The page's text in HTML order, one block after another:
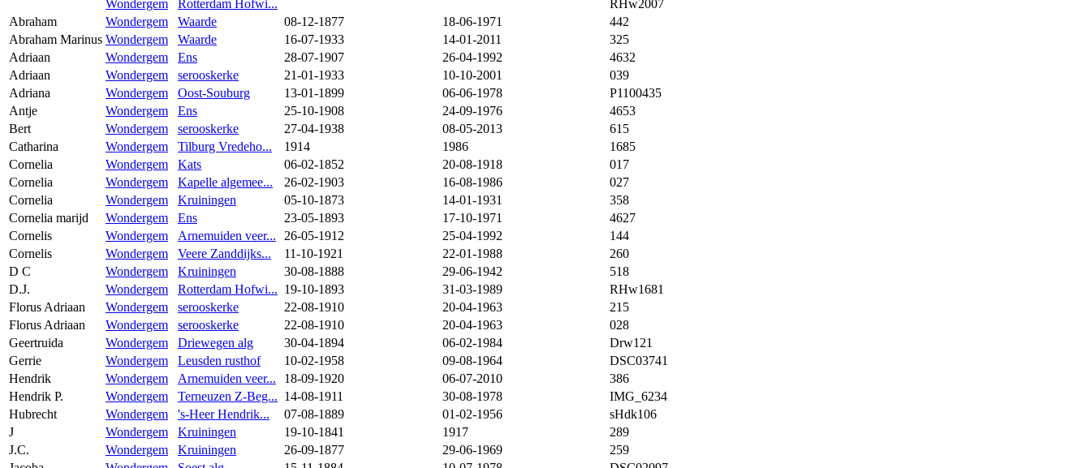
Wondergem
Rotterdam Hofwi...
RHw2007
Abraham
Wondergem Waarde 08-12-1877 18-06-1971
442
Abraham Marinus Wondergem Waarde 16-07-1933 14-01-2011
325
Adriaan
Wondergem Ens 28-07-1907 26-04-1992
4632
Adriaan
Wondergem serooskerke 21-01-1933 10-10-2001
039
Adriana
Wondergem Oost-Souburg 13-01-1899 06-06-1978
P1100435
Antje
Wondergem Ens 25-10-1908 24-09-1976
4653
Bert
Wondergem serooskerke 27-04-1938 08-05-2013
615
Catharina
Wondergem Tilburg Vredeho... 1914 1986
1685
Cornelia
Wondergem Kats 06-02-1852 20-08-1918
017
Cornelia
Wondergem Kapelle algemee... 26-02-1903 16-08-1986
027
Cornelia
Wondergem Kruiningen 05-10-1873 14-01-1931
358
Cornelia marijd
Wondergem Ens 23-05-1893 17-10-1971
4627
Cornelis
Wondergem Arnemuiden veer... 26-05-1912 25-04-1992
144
Cornelis
Wondergem Veere Zanddijks... 11-10-1921 22-01-1988
260
D C
Wondergem Kruiningen 30-08-1888 29-06-1942
518
D.J.
Wondergem Rotterdam Hofwi... 19-10-1893 31-03-1989
RHw1681
Florus Adriaan
Wondergem serooskerke 22-08-1910 20-04-1963
215
Florus Adriaan
Wondergem serooskerke 22-08-1910 20-04-1963
028
Geertruida
Wondergem Driewegen alg 30-04-1894 06-02-1984
Drw121
Gerrie
Wondergem Leusden rusthof 10-02-1958 09-08-1964
DSC03741
Hendrik
Wondergem Arnemuiden veer... 18-09-1920 06-07-2010
386
Hendrik P.
Wondergem Terneuzen Z-Beg... 14-08-1911 30-08-1978
IMG_6234
Hubrecht
Wondergem 's-Heer Hendrik... 07-08-1889 01-02-1956
sHdk106
J
Wondergem Kruiningen 19-10-1841 1917
289
J.C.
Wondergem Kruiningen 26-09-1877 29-06-1969
259